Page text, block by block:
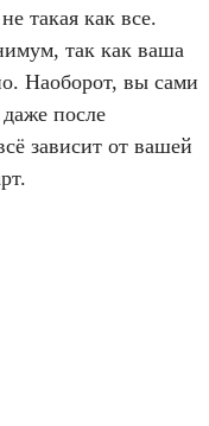
такая как все.
так как ваша
Наоборот, вы сами
после
зависит от вашей